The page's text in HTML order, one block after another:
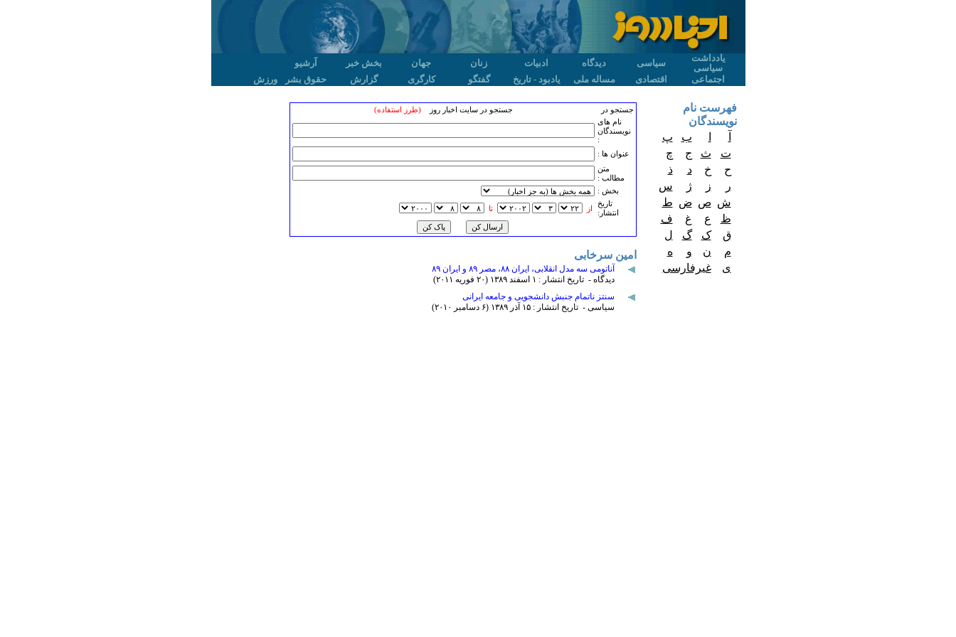
یادداشت
سیاسی
سیاسی دیدگاه ادبیات زنان جهان بخش خبر
آرشیو
اجتماعی
اقتصادی مساله ملی یادبود - تاریخ گفتگو کارگری گزارش حقوق بشر ورزش
جستجو در جستجو در سایت اخبار روز(طرز استفاده)
نام های
نویسندگان
:
عنوان ها :
متن
مطالب :
بخش :
تاريخ
انتشار:
از تا
امین سرخابی
آناتومی سه مدل انقلابی، ایران ۸۸، مصر ۸۹ و ایران ۸۹
دیدگاه - تاریخ انتشار : ۱ اسفند ۱٣٨۹ (۲۰ فوريه ۲۰۱۱)
سنتز ناتمام جنبش دانشجویی و جامعه ایرانی
سیاسی - تاریخ انتشار : ۱۵ آذر ۱٣٨۹ (۶ دسامبر ۲۰۱۰)
فهرست نام
نویسندگان
ب
پ
ت
ث ج
چ
ح
خ د
ذ
ر
ز ژ
س
ش ص ض ط
ظ
ع غ
ف
ق
ک گ
ل
م
ن و
ه
ی
غیرفارسی